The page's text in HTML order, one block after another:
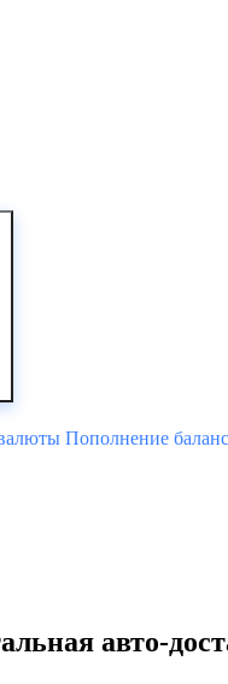
Пополнение
авто-